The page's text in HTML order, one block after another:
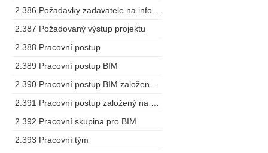
2.387 Požadovaný výstup projektu
2.388 Pracovní postup
2.389 Pracovní postup BIM
2.392 Pracovní skupina pro BIM
2.393 Pracovní tým